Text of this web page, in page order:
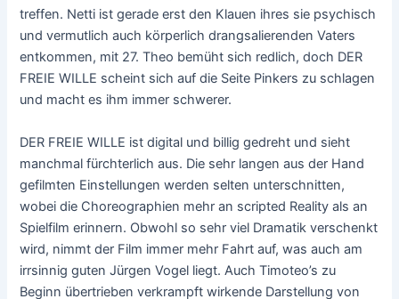
treffen. Netti ist gerade erst den Klauen ihres sie psychisch
und vermutlich auch körperlich drangsalierenden Vaters
entkommen, mit 27. Theo bemüht sich redlich, doch DER
FREIE WILLE scheint sich auf die Seite Pinkers zu schlagen
und macht es ihm immer schwerer.
DER FREIE WILLE ist digital und billig gedreht und sieht
manchmal fürchterlich aus. Die sehr langen aus der Hand
gefilmten Einstellungen werden selten unterschnitten,
wobei die Choreographien mehr an scripted Reality als an
Spielfilm erinnern. Obwohl so sehr viel Dramatik verschenkt
wird, nimmt der Film immer mehr Fahrt auf, was auch am
irrsinnig guten Jürgen Vogel liegt. Auch Timoteo’s zu
Beginn übertrieben verkrampft wirkende Darstellung von